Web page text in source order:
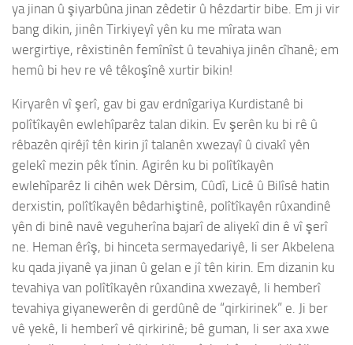
ya jinan û şiyarbûna jinan zêdetir û hêzdartir bibe. Em ji vir
bang dikin, jinên Tirkiyeyî yên ku me mîrata wan
wergirtiye, rêxistinên femînîst û tevahiya jinên cîhanê; em
hemû bi hev re vê têkoşînê xurtir bikin!
Kiryarên vî şerî, gav bi gav erdnîgariya Kurdistanê bi
polîtîkayên ewlehîparêz talan dikin. Ev şerên ku bi rê û
rêbazên qirêjî tên kirin jî talanên xwezayî û civakî yên
gelekî mezin pêk tînin. Agirên ku bi polîtîkayên
ewlehîparêz li cihên wek Dêrsim, Cûdî, Licê û Bilîsê hatin
derxistin, polîtîkayên bêdarhiştinê, polîtîkayên rûxandinê
yên di binê navê veguherîna bajarî de aliyekî din ê vî şerî
ne. Heman êrîş, bi hinceta sermayedariyê, li ser Akbelena
ku qada jiyanê ya jinan û gelan e jî tên kirin. Em dizanin ku
tevahiya van polîtîkayên rûxandina xwezayê, li hemberî
tevahiya giyanewerên di gerdûnê de “qirkirinek” e. Ji ber
vê yekê, li hemberî vê qirkirinê; bê guman, li ser axa xwe